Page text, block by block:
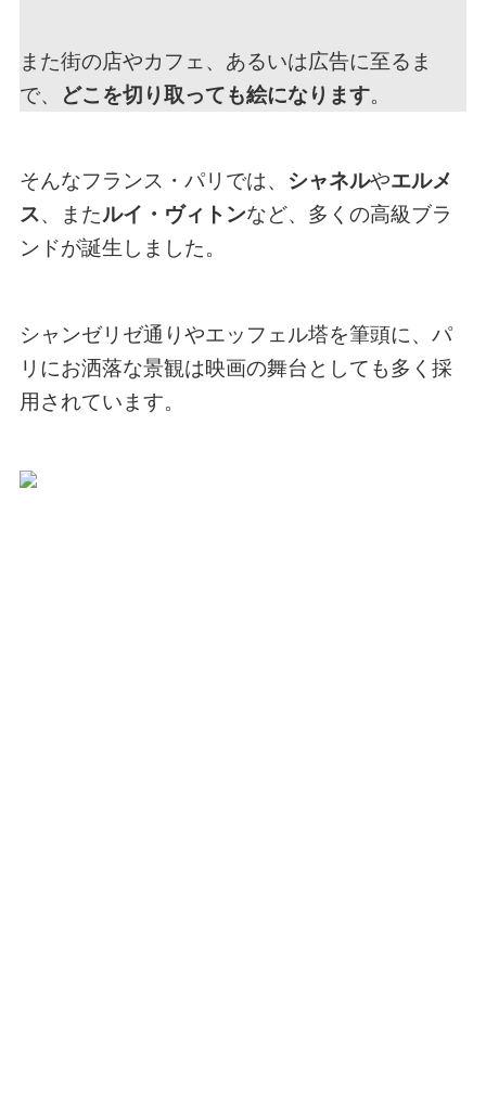
また街の店やカフェ、あるいは広告に至るま
で、
どこを切り取っても絵になります。
そんなフランス・パリでは、 シャネルやエルメ
ス、またルイ・ヴィトンなど、多くの高級ブラ
ンドが誕生しました。
シャンゼリゼ通りやエッフェル塔を筆頭に、パ
リにお洒落な景観は映画の舞台としても多く採
用されています。